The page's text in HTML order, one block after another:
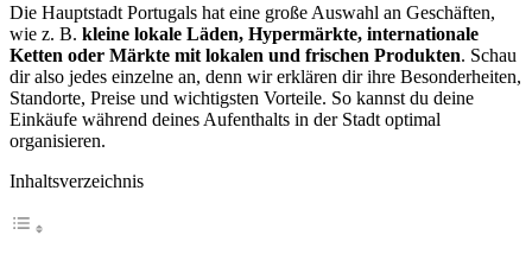
Die Hauptstadt Portugals hat eine große Auswahl an Geschäften,
wie z. B. kleine lokale Läden, Hypermärkte, internationale
Ketten oder Märkte mit lokalen und frischen Produkten. Schau
dir also jedes einzelne an, denn wir erklären dir ihre Besonderheiten,
Standorte, Preise und wichtigsten Vorteile. So kannst du deine
Einkäufe während deines Aufenthalts in der Stadt optimal
organisieren.
Inhaltsverzeichnis